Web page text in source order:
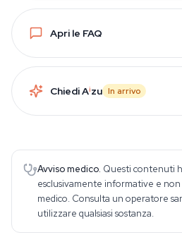
Apri le FAQ
Chiedi Aizu In arrivo
Avviso medico. Questi contenuti
esclusivamente informative e
medico. Consulta un operatore
utilizzare qualsiasi sostanza.